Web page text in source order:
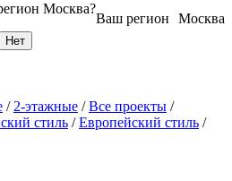
Москва
Ваш регион
Москва?
/ 2-этажные /Все проекты /
стиль /Европейский стиль /